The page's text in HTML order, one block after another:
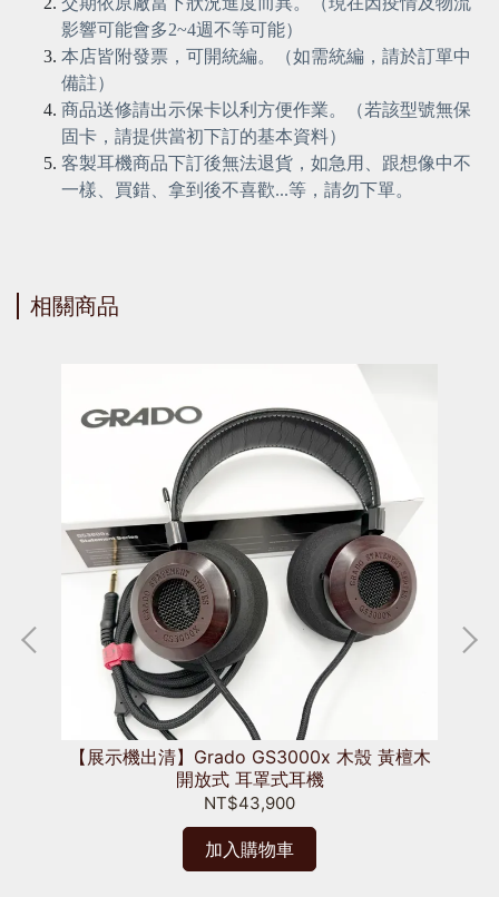
影響可能會多2~4週不等可能）
本店皆附發票，可開統編。（如需統編，請於訂單中
備註）
商品送修請出示保卡以利方便作業。（若該型號無保
固卡，請提供當初下訂的基本資料）
客製耳機商品下訂後無法退貨，如急用、跟想像中不
一樣、買錯、拿到後不喜歡...等，請勿下單。
相關商品
【展示機出清】Grado GS3000x 木殼 黃檀木
開放式 耳罩式耳機
NT$43,900
加入購物車